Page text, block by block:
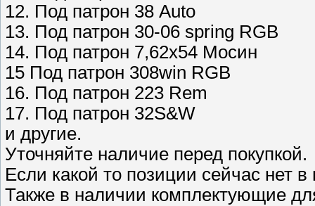
12. Под патрон 38 Auto
13. Под патрон 30-06 spring RGB
14. Под патрон 7,62х54 Мосин
15 Под патрон 308win RGB
16. Под патрон 223 Rem
17. Под патрон 32S&W
и другие.
Уточняйте наличие перед покупкой.
Если какой то позиции сейчас нет
Также в наличии комплектующие